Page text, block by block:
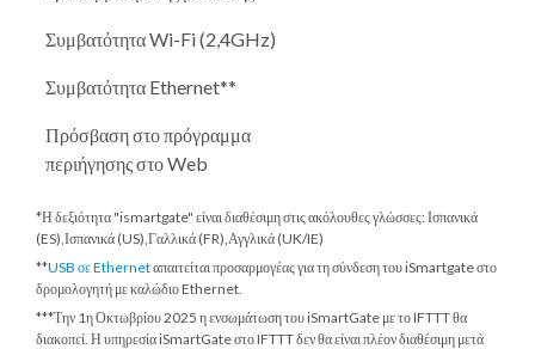
Συμβατότητα Wi-Fi (2,4GHz)
Συμβατότητα Ethernet**
Πρόσβαση στο πρόγραμμα
περιήγησης στο Web
*Η δεξιότητα "ismartgate" είναι διαθέσιμη στις ακόλουθες γλώσσες: Ισπανικά
(ES),Ισπανικά (US),Γαλλικά (FR),Αγγλικά (UK/IE)
**USB σε Ethernetαπαιτείται προσαρμογέας για τη σύνδεση του iSmartgate στο
δρομολογητή με καλώδιο Ethernet.
***Την 1η Οκτωβρίου 2025 η ενσωμάτωση του iSmartGate με το IFTTT θα
διακοπεί. Η υπηρεσία iSmartGate στο IFTTT δεν θα είναι πλέον διαθέσιμη μετά